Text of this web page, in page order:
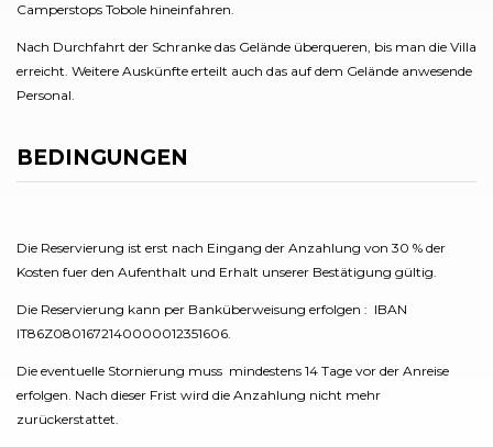
Camperstops Tobole hineinfahren.
Nach Durchfahrt der Schranke das Gelände überqueren, bis man die Villa
erreicht. Weitere Auskünfte erteilt auch das auf dem Gelände anwesende
Personal.
BEDINGUNGEN
Die Reservierung ist erst nach Eingang der Anzahlung von 30 % der
Kosten fuer den Aufenthalt und Erhalt unserer Bestätigung gültig.
Die Reservierung kann per Banküberweisung erfolgen : IBAN
IT86Z0801672140000012351606.
Die eventuelle Stornierung muss mindestens 14 Tage vor der Anreise
erfolgen. Nach dieser Frist wird die Anzahlung nicht mehr
zurückerstattet.